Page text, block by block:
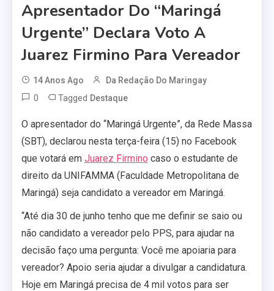
Apresentador Do “Maringá
Urgente” Declara Voto A
Juarez Firmino Para Vereador
14 Anos Ago Da Redação Do Maringay
0 Tagged Destaque
O apresentador do “Maringá Urgente”, da Rede Massa
(SBT), declarou nesta terça-feira (15) no Facebook
que votará em Juarez Firmino caso o estudante de
direito da UNIFAMMA (Faculdade Metropolitana de
Maringá) seja candidato a vereador em Maringá.
“Até dia 30 de junho tenho que me definir se saio ou
não candidato a vereador pelo PPS, para ajudar na
decisão faço uma pergunta: Você me apoiaria para
vereador? Apoio seria ajudar a divulgar a candidatura.
Hoje em Maringá precisa de 4 mil votos para ser